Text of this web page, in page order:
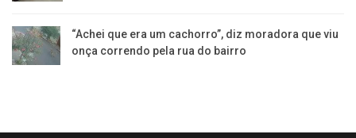
“Achei que era um cachorro”, diz moradora que viu
onça correndo pela rua do bairro